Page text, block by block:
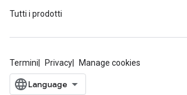
Tutti i prodotti
Termini Privacy Manage cookies